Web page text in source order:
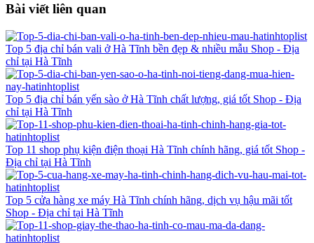
Bài viết liên quan
Top 5 địa chỉ bán vali ở Hà Tĩnh bền đẹp & nhiều mẫu Shop - Địa
chỉ tại Hà Tĩnh
Top 5 địa chỉ bán yến sào ở Hà Tĩnh chất lượng, giá tốt Shop - Địa
chỉ tại Hà Tĩnh
Top 11 shop phụ kiện điện thoại Hà Tĩnh chính hãng, giá tốt Shop -
Địa chỉ tại Hà Tĩnh
Top 5 cửa hàng xe máy Hà Tĩnh chính hãng, dịch vụ hậu mãi tốt
Shop - Địa chỉ tại Hà Tĩnh